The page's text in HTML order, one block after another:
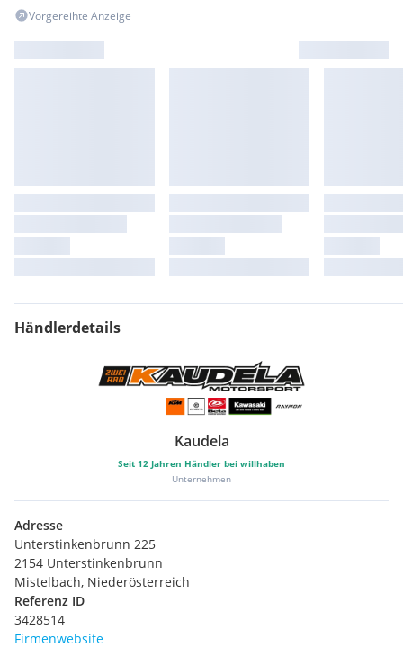
Vorgereihte Anzeige
Händlerdetails
Kaudela
Seit 12 Jahren Händler bei willhaben
Unternehmen
Adresse
Unterstinkenbrunn 225
2154 Unterstinkenbrunn
Mistelbach, Niederösterreich
Referenz ID
3428514
Firmenwebsite